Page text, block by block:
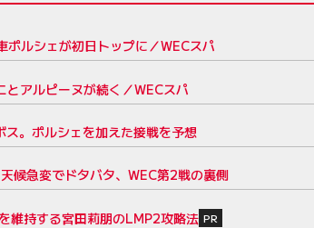
ルシェが初日トップに／WECスパ
アルピーヌが続く／WECスパ
。ポルシェを加えた接戦を予想
候急変でドタバタ、WEC第2戦の裏側
維持する宮田莉朋のLMP2攻略法 PR